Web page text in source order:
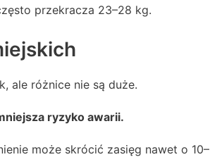
przekracza 23–28 kg.
ale różnice nie są duże.
ryzyko awarii.
może skrócić zasięg nawet o 10–